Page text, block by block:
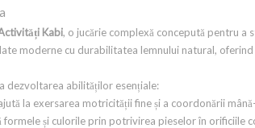
Kabi, o jucărie complexă concepută pentru a
moderne cu durabilitatea lemnului natural,
dezvoltarea abilităților esențiale:
la exersarea motricității fine și a coordonării
formele și culorile prin potrivirea pieselor în orificiile